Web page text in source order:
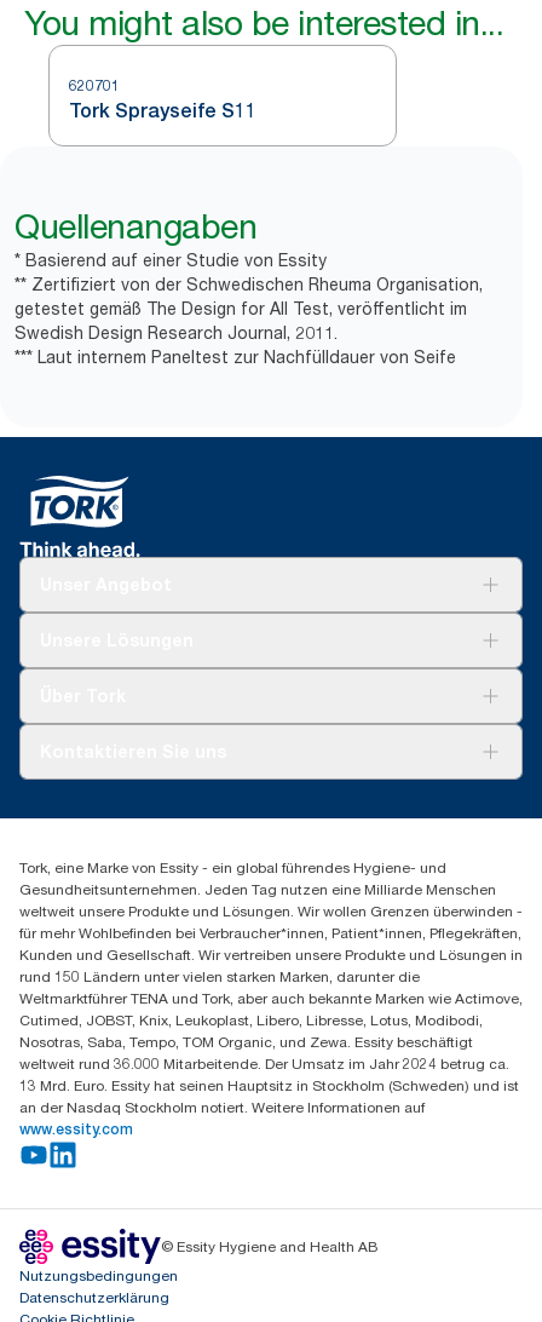
You might also be interested in...
620701
Tork Sprayseife S11
Quellenangaben
* Basierend auf einer Studie von Essity
** Zertifiziert von der Schwedischen Rheuma Organisation,
getestet gemäß The Design for All Test, veröffentlicht im
Swedish Design Research Journal, 2011.
*** Laut internem Paneltest zur Nachfülldauer von Seife
Spenderreklamation
+41 (0)848/810152
Essity Switzerland AG
Parkstraße 1b
6214 Schenkon
Mo-Do 8:00-16:30 | Fr 8:00-15:00
GLN: 7609999000928
Tork, eine Marke von Essity - ein global führendes Hygiene- und
Gesundheitsunternehmen. Jeden Tag nutzen eine Milliarde Menschen
weltweit unsere Produkte und Lösungen. Wir wollen Grenzen überwinden -
für mehr Wohlbefinden bei Verbraucher*innen, Patient*innen, Pflegekräften,
Kunden und Gesellschaft. Wir vertreiben unsere Produkte und Lösungen in
rund 150 Ländern unter vielen starken Marken, darunter die
Weltmarktführer TENA und Tork, aber auch bekannte Marken wie Actimove,
Cutimed, JOBST, Knix, Leukoplast, Libero, Libresse, Lotus, Modibodi,
Nosotras, Saba, Tempo, TOM Organic, und Zewa. Essity beschäftigt
weltweit rund 36.000 Mitarbeitende. Der Umsatz im Jahr 2024 betrug ca.
13 Mrd. Euro. Essity hat seinen Hauptsitz in Stockholm (Schweden) und ist
an der Nasdaq Stockholm notiert. Weitere Informationen auf
www.essity.com
© Essity Hygiene and Health AB
Nutzungsbedingungen
Datenschutzerklärung